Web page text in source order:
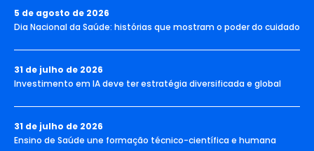
5 de agosto de 2026
Dia Nacional da Saúde: histórias que mostram o poder do cuidado
31 de julho de 2026
Investimento em IA deve ter estratégia diversificada e global
31 de julho de 2026
Ensino de Saúde une formação técnico-científica e humana